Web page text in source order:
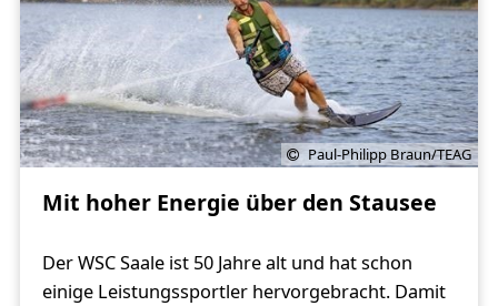
Paul-Philipp Braun/TEAG
Mit hoher Energie über den Stausee
Der WSC Saale ist 50 Jahre alt und hat schon
einige Leistungssportler hervorgebracht. Damit